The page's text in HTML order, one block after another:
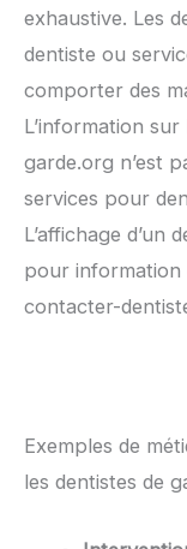
exhaustive. Les
dentiste ou
comporter des
L’information
garde.org n’est
services pour
L’affichage d’un
pour information
contacter-
Exemples de
les dentistes de